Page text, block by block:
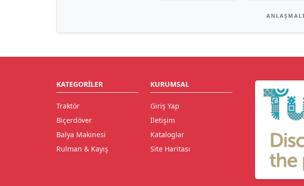
KATEGORILER
Traktör
Biçerdöver
Balya Makinesi
Rulman & Kayış
KURUMSAL
Giriş Yap
İletişim
Kataloglar
Site Haritası